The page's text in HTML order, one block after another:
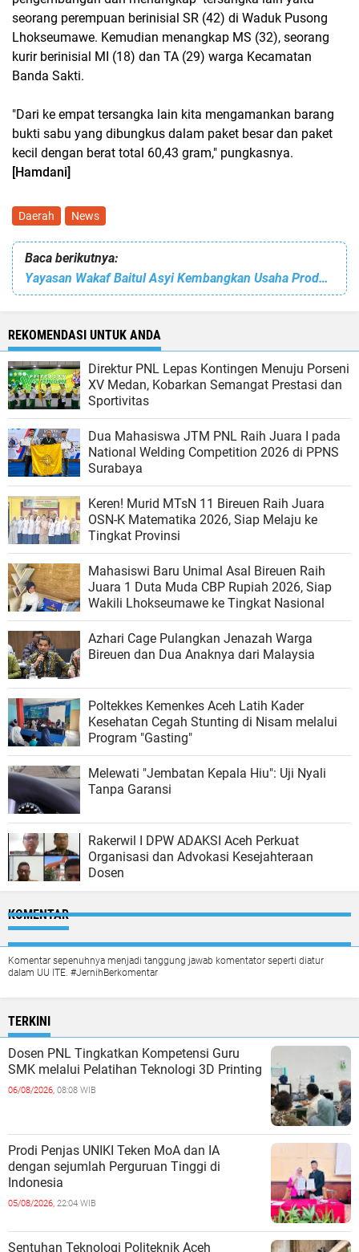
seorang perempuan berinisial SR (42) di Waduk Pusong
Lhokseumawe. Kemudian menangkap MS (32), seorang
kurir berinisial MI (18) dan TA (29) warga Kecamatan
Banda Sakti.
"Dari ke empat tersangka lain kita mengamankan barang
bukti sabu yang dibungkus dalam paket besar dan paket
kecil dengan berat total 60,43 gram," pungkasnya.
[Hamdani]
Daerah News
Baca berikutnya:
Yayasan Wakaf Baitul Asyi Kembangkan Usaha Produkitf
REKOMENDASI UNTUK ANDA
Direktur PNL Lepas Kontingen Menuju Porseni
XV Medan, Kobarkan Semangat Prestasi dan
Sportivitas
Dua Mahasiswa JTM PNL Raih Juara I pada
National Welding Competition 2026 di PPNS
Surabaya
Keren! Murid MTsN 11 Bireuen Raih Juara
OSN-K Matematika 2026, Siap Melaju ke
Tingkat Provinsi
Mahasiswi Baru Unimal Asal Bireuen Raih
Juara 1 Duta Muda CBP Rupiah 2026, Siap
Wakili Lhokseumawe ke Tingkat Nasional
Azhari Cage Pulangkan Jenazah Warga
Bireuen dan Dua Anaknya dari Malaysia
Poltekkes Kemenkes Aceh Latih Kader
Kesehatan Cegah Stunting di Nisam melalui
Program "Gasting"
Melewati "Jembatan Kepala Hiu": Uji Nyali
Tanpa Garansi
Rakerwil I DPW ADAKSI Aceh Perkuat
Organisasi dan Advokasi Kesejahteraan
Dosen
KOMENTAR
Komentar sepenuhnya menjadi tanggung jawab komentator seperti diatur
dalam UU ITE. #JernihBerkomentar
TERKINI
Dosen PNL Tingkatkan Kompetensi Guru
SMK melalui Pelatihan Teknologi 3D Printing
06/08/2026, 08:08 WIB
Prodi Penjas UNIKI Teken MoA dan IA
dengan sejumlah Perguruan Tinggi di
Indonesia
05/08/2026, 22:04 WIB
Sentuhan Teknologi Politeknik Aceh